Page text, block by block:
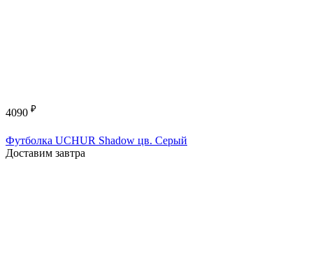
4090 ₽
Футболка UCHUR Shadow цв. Серый
Доставим завтра